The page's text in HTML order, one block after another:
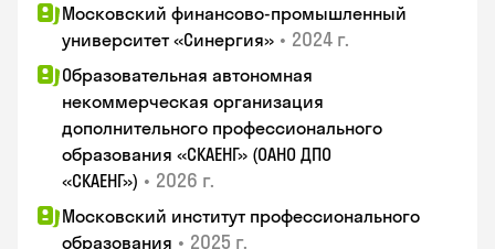
Московский финансово-промышленный
университет «Синергия» • 2024 г.
Образовательная автономная
некоммерческая организация
дополнительного профессионального
образования «СКАЕНГ» (ОАНО ДПО
«СКАЕНГ») • 2026 г.
Московский институт профессионального
образования • 2025 г.